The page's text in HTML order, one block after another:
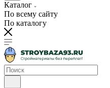
Каталог
По всему сайту
По каталогу